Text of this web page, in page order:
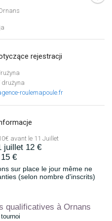
rejestracji
roulemapoule.fr
avant le 11 Juillet
juillet 12 €
€
sur place le jour même ne
(selon nombre d'inscrits)
qualificatives à Ornans
|
| Francja
Mölkky
|Niemcy
mölkkování
|Finlandia
|Francja